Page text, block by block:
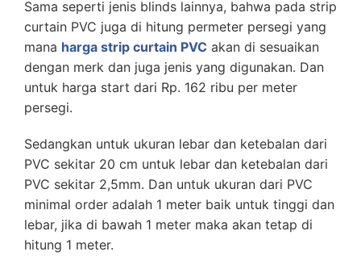
Sama seperti jenis blinds lainnya, bahwa pada strip
curtain PVC juga di hitung permeter persegi yang
mana harga strip curtain PVC akan di sesuaikan
dengan merk dan juga jenis yang digunakan. Dan
untuk harga start dari Rp. 162 ribu per meter
persegi.
Sedangkan untuk ukuran lebar dan ketebalan dari
PVC sekitar 20 cm untuk lebar dan ketebalan dari
PVC sekitar 2,5mm. Dan untuk ukuran dari PVC
minimal order adalah 1 meter baik untuk tinggi dan
lebar, jika di bawah 1 meter maka akan tetap di
hitung 1 meter.